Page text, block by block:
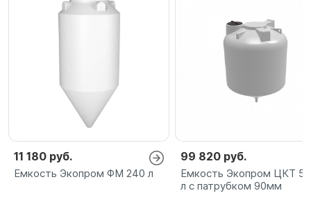
11 180 руб.
Емкость Экопром ФМ 240 л
99 820 руб.
Емкость Экопром ЦКТ
л с патрубком 90мм